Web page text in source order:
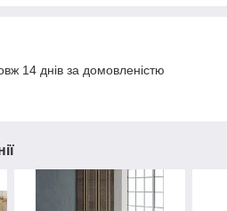
14 днів за домовленістю